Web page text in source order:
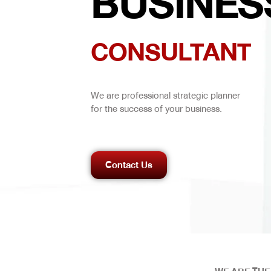
CONSULTANT
We are professional strategic planner
for the success of your business.
Contact Us